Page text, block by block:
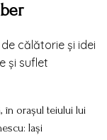
călătorie și idei
și suflet
în orașul teiului lui
Iași